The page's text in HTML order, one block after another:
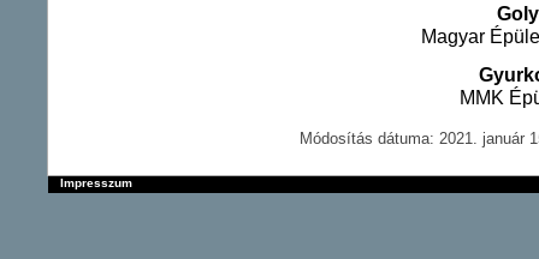
Magyar
MMK
Módosítás dátuma: 2021. január
Impresszum